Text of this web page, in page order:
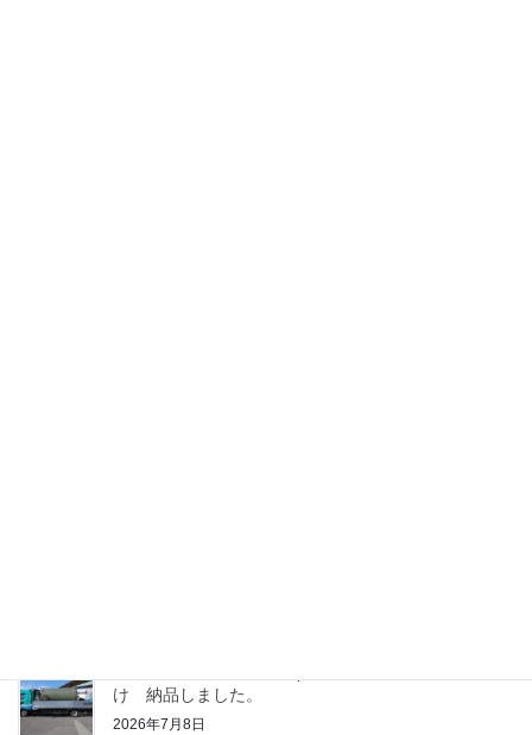
け 納品しました。
2026年7月8日